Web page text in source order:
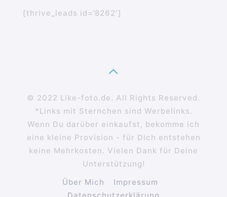
[thrive_leads id=’8262′]
© 2022 Like-foto.de. All Rights Reserved.
*Links mit Sternchen sind Werbelinks.
Wenn Du darüber einkaufst, bekomme ich
eine kleine Provision - für Dich entstehen
keine Mehrkosten. Vielen Dank für Deine
Unterstützung!
Über Mich
Impressum
Datenschutzerklärung